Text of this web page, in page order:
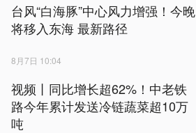
台风“白海豚”中心风力增强！今晚
将移入东海 最新路径
8月7日 10:04
视频丨同比增长超62%！中老铁
路今年累计发送冷链蔬菜超10万
吨